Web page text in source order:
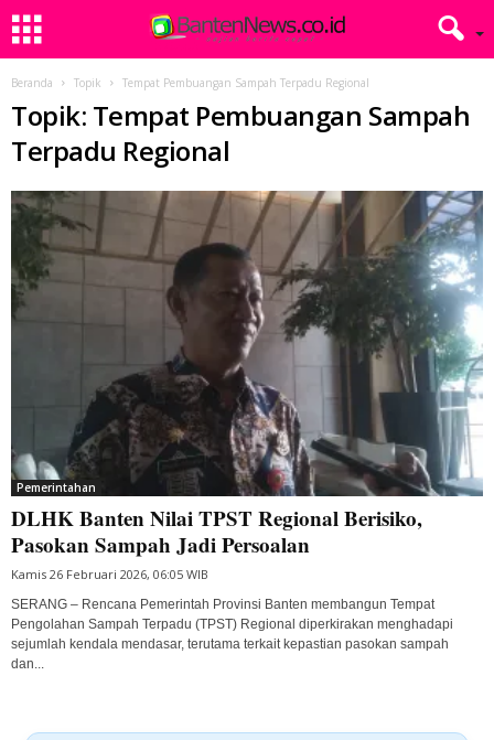
Beranda Topik Tempat Pembuangan Sampah Terpadu Regional
Topik: Tempat Pembuangan Sampah
Terpadu Regional
Pemerintahan
DLHK Banten Nilai TPST Regional Berisiko,
Pasokan Sampah Jadi Persoalan
Kamis 26 Februari 2026, 06:05 WIB
SERANG – Rencana Pemerintah Provinsi Banten membangun Tempat
Pengolahan Sampah Terpadu (TPST) Regional diperkirakan menghadapi
sejumlah kendala mendasar, terutama terkait kepastian pasokan sampah
dan...